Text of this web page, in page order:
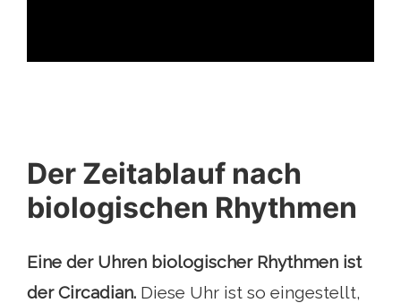
Der Zeitablauf nach
biologischen Rhythmen
Eine der Uhren biologischer Rhythmen ist
der Circadian. Diese Uhr ist so eingestellt,